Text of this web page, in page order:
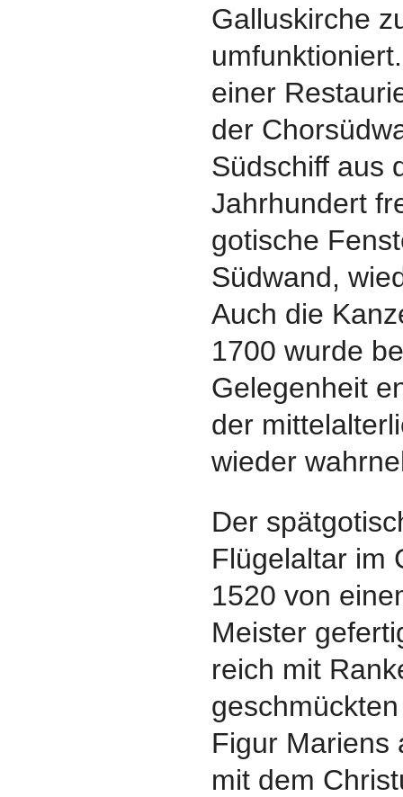
Galluskirche
einer
der
Südschiff aus
Jahrhundert
gotische
Südwand,
Auch die
1700 wurde
Gelegenheit
der
wieder
Der
Flügelaltar im
1520 von
Meister
reich mit
Figur Mariens
mit dem